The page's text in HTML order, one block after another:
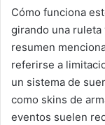
Cómo funciona
girando una
resumen
referirse a
un sistema de
como skins de
eventos suelen